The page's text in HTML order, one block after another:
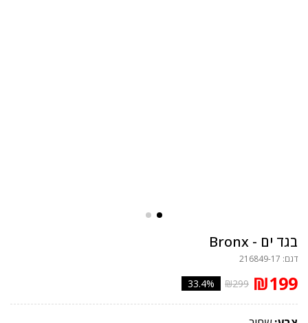
בגד ים - Bronx
דגם: 216849-17
₪199
₪299
33.4%